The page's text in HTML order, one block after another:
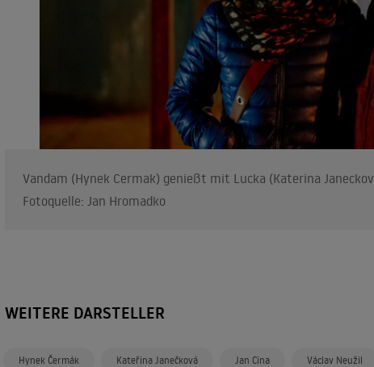
Vandam (Hynek Cermak) genießt mit Lucka (Katerina
Fotoquelle: Jan Hromadko
WEITERE DARSTELLER
Hynek Čermák Kateřina Janečková Jan Cina Václav Neužil